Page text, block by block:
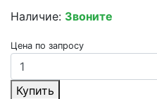
Наличие: Звоните
Цена по запросу
Купить